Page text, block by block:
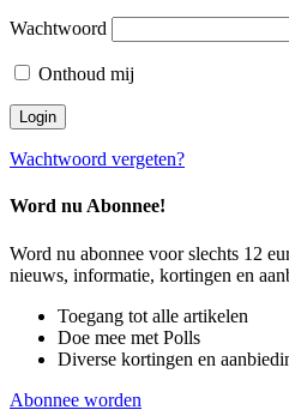
Wachtwoord
Onthoud mij
Wachtwoord vergeten?
Word nu Abonnee!
Word nu abonnee voor slechts 12
nieuws, informatie, kortingen en
Toegang tot alle artikelen
Doe mee met Polls
Diverse kortingen en
Abonnee worden